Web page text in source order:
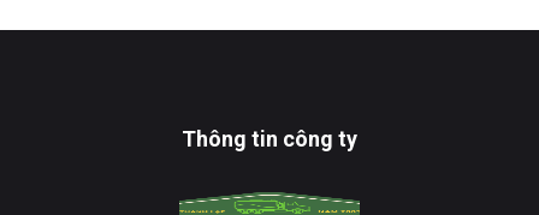
Thông tin công ty